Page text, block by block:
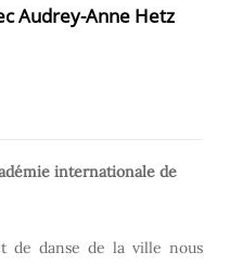
Audrey-Anne Hetz
internationale de
de danse de la ville nous